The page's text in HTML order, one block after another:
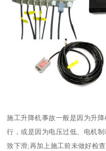
施工升降机事故一般是因为升
行，或是因为电压过低、电机
致下滑;再加上施工前未做好检